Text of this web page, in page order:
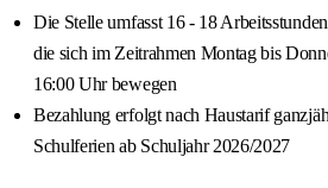
Die Stelle umfasst 16 - 18
die sich im Zeitrahmen Montag bis
16:00 Uhr bewegen
Bezahlung erfolgt nach Haustarif
Schulferien ab Schuljahr 2026/2027